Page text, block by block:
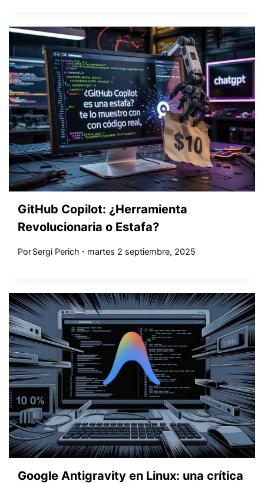
GitHub Copilot: ¿Herramienta
Revolucionaria o Estafa?
PorSergi Perich martes 2 septiembre, 2025
Google Antigravity en Linux: una crítica